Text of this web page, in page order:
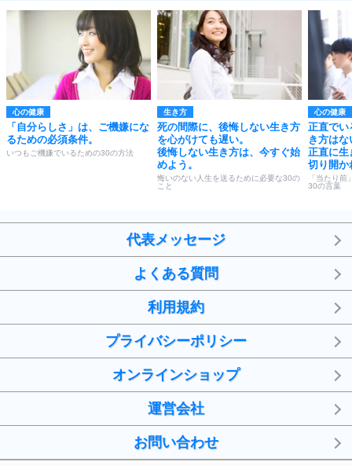
心の健康
「自分らしさ」は、ご機嫌にな
るための必須条件。
いつもご機嫌でいるための30の方法
生き方
死の間際に、後悔しない生き方
を心がけても遅い。
後悔しない生き方は、今すぐ始
めよう。
悔いのない人生を送るために必要な30の
こと
心の健康
正直でい
き方はな
正直に生
切り開か
「当たり
30の言葉
代表メッセージ
よくある質問
利用規約
プライバシーポリシー
オンラインショップ
運営会社
お問い合わせ